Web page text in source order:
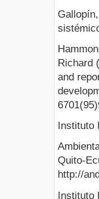
Richard
and
Quito-
http://
Instituto